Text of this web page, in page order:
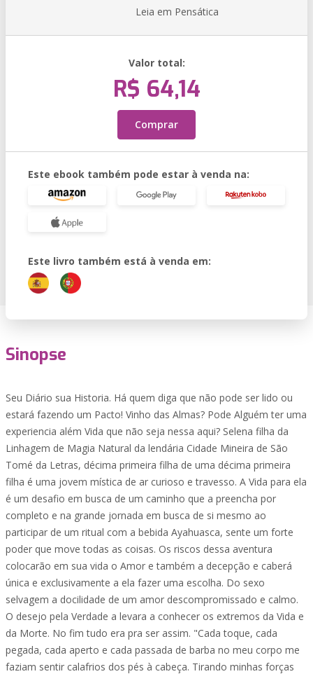
Leia em Pensática
Valor total:
R$ 64,14
Comprar
Este ebook também pode estar à venda na:
Este livro também está à venda em:
Sinopse
Seu Diário sua Historia. Há quem diga que não pode ser lido ou
estará fazendo um Pacto! Vinho das Almas? Pode Alguém ter uma
experiencia além Vida que não seja nessa aqui? Selena filha da
Linhagem de Magia Natural da lendária Cidade Mineira de São
Tomé da Letras, décima primeira filha de uma décima primeira
filha é uma jovem mística de ar curioso e travesso. A Vida para ela
é um desafio em busca de um caminho que a preencha por
completo e na grande jornada em busca de si mesmo ao
participar de um ritual com a bebida Ayahuasca, sente um forte
poder que move todas as coisas. Os riscos dessa aventura
colocarão em sua vida o Amor e também a decepção e caberá
única e exclusivamente a ela fazer uma escolha. Do sexo
selvagem a docilidade de um amor descompromissado e calmo.
O desejo pela Verdade a levara a conhecer os extremos da Vida e
da Morte. No fim tudo era pra ser assim. "Cada toque, cada
pegada, cada aperto e cada passada de barba no meu corpo me
faziam sentir calafrios dos pés à cabeça. Tirando minhas forças